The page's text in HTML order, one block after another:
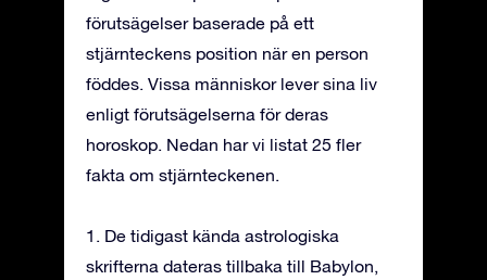
förutsägelser baserade på ett
stjärnteckens position när en person
föddes. Vissa människor lever sina liv
enligt förutsägelserna för deras
horoskop. Nedan har vi listat 25 fler
fakta om stjärnteckenen.
1. De tidigast kända astrologiska
skrifterna dateras tillbaka till Babylon,